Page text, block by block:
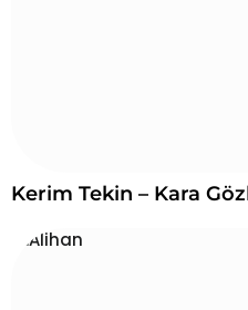
Kerim Tekin – Kara